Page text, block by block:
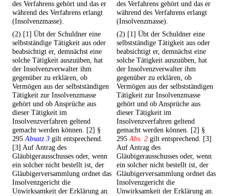
des Verfahrens gehört und das er
während des Verfahrens erlangt
(Insolvenzmasse).
des Verfahrens gehört und das er
während des Verfahrens erlangt
(Insolvenzmasse).
(2) [1] Übt der Schuldner eine
selbstständige Tätigkeit aus oder
beabsichtigt er, demnächst eine
solche Tätigkeit auszuüben, hat
der Insolvenzverwalter ihm
gegenüber zu erklären, ob
Vermögen aus der selbstständigen
Tätigkeit zur Insolvenzmasse
gehört und ob Ansprüche aus
dieser Tätigkeit im
Insolvenzverfahren geltend
gemacht werden können. [2] §
295Absatz 3 gilt entsprechend.
[3] Auf Antrag des
Gläubigerausschusses oder, wenn
ein solcher nicht bestellt ist, der
Gläubigerversammlung ordnet das
Insolvenzgericht die
Unwirksamkeit der Erklärung an.
(2) [1] Übt der Schuldner eine
selbstständige Tätigkeit aus oder
beabsichtigt er, demnächst eine
solche Tätigkeit auszuüben, hat
der Insolvenzverwalter ihm
gegenüber zu erklären, ob
Vermögen aus der selbstständigen
Tätigkeit zur Insolvenzmasse
gehört und ob Ansprüche aus
dieser Tätigkeit im
Insolvenzverfahren geltend
gemacht werden können. [2] §
295Abs. 2 gilt entsprechend. [3]
Auf Antrag des
Gläubigerausschusses oder, wenn
ein solcher nicht bestellt ist, der
Gläubigerversammlung ordnet das
Insolvenzgericht die
Unwirksamkeit der Erklärung an.